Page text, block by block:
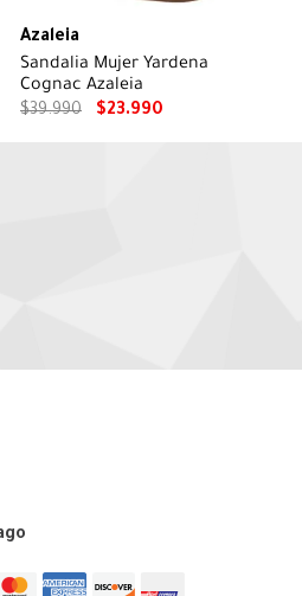
Azaleia
Sandalia Mujer Yardena
Cognac Azaleia
$39.990 $23.990